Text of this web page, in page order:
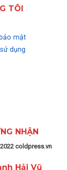
TÔI
mật
dụng
NHẬN
coldpress.vn
Hải Vũ